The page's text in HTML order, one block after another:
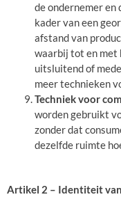
de ondernemer en
kader van een
afstand van
waarbij tot en met
uitsluitend of
meer technieken
Techniek voor
worden gebruikt
zonder dat
dezelfde ruimte
Artikel 2 – Identiteit